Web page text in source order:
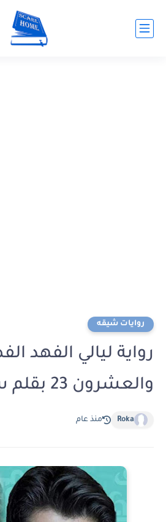
روايات شيقه
رواية ليالي الفهد
والعشرون 23 بقلم سارة احمد
Roka منذ عام